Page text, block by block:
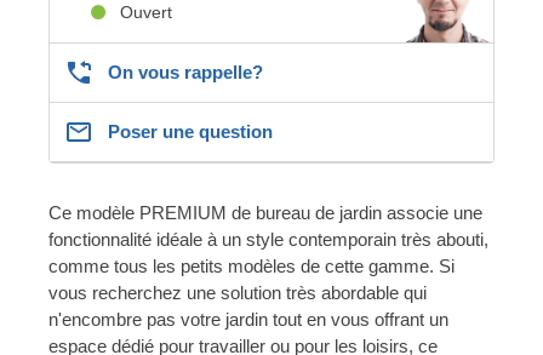
Ouvert
On vous rappelle?
Poser une question
Ce modèle PREMIUM de bureau de jardin associe une
fonctionnalité idéale à un style contemporain très abouti,
comme tous les petits modèles de cette gamme. Si
vous recherchez une solution très abordable qui
n'encombre pas votre jardin tout en vous offrant un
espace dédié pour travailler ou pour les loisirs, ce